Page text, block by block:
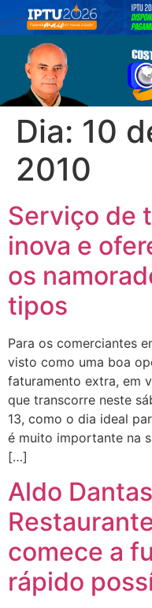
Dia: 10
2010
Serviço de
inova e
os
tipos
Para os comerciantes
visto como uma boa
faturamento extra, em
que transcorre neste
13, como o dia ideal
é muito importante na
[…]
Aldo
comece a
rápido